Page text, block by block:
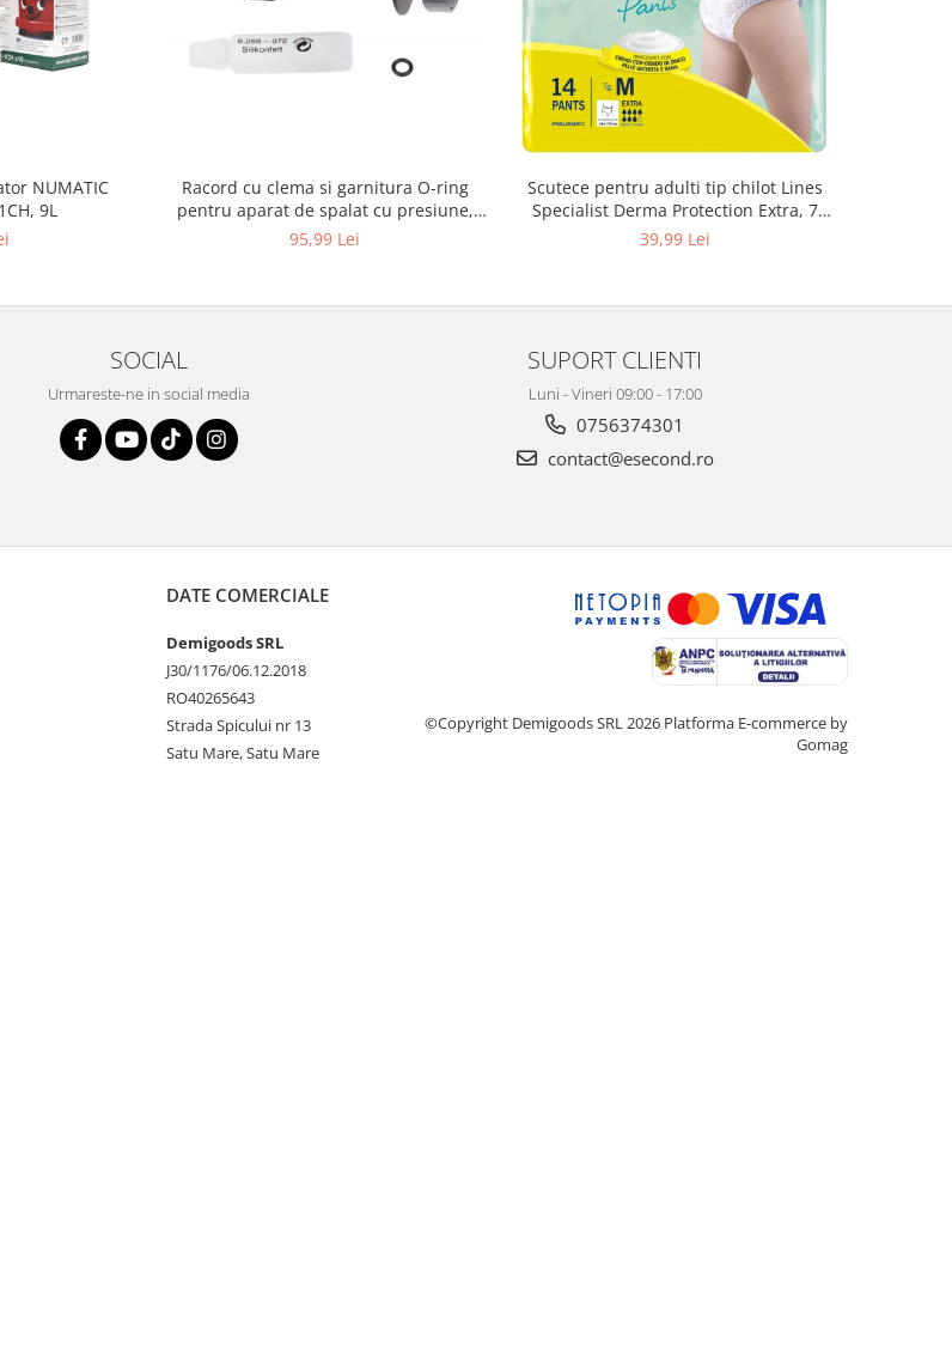
NUMATIC
9L
Racord cu clema si garnitura O-ring
pentru aparat de spalat cu presiune,
KARCHER 4.064-047.0, K2, K3, K4
95,99 Lei
Scutece pentru adulti tip chilot Lines
Specialist Derma Protection Extra, 7
picaturi, marimea M, 14 bucati
39,99 Lei
SOCIAL
Urmareste-ne in social media
SUPORT CLIENTI
Luni - Vineri 09:00 - 17:00
0756374301
contact@esecond.ro
DATE COMERCIALE
Demigoods SRL
J30/1176/06.12.2018
RO40265643
Strada Spicului nr 13
Satu Mare, Satu Mare
©Copyright Demigoods SRL 2026 Platforma E-commerce by
Gomag